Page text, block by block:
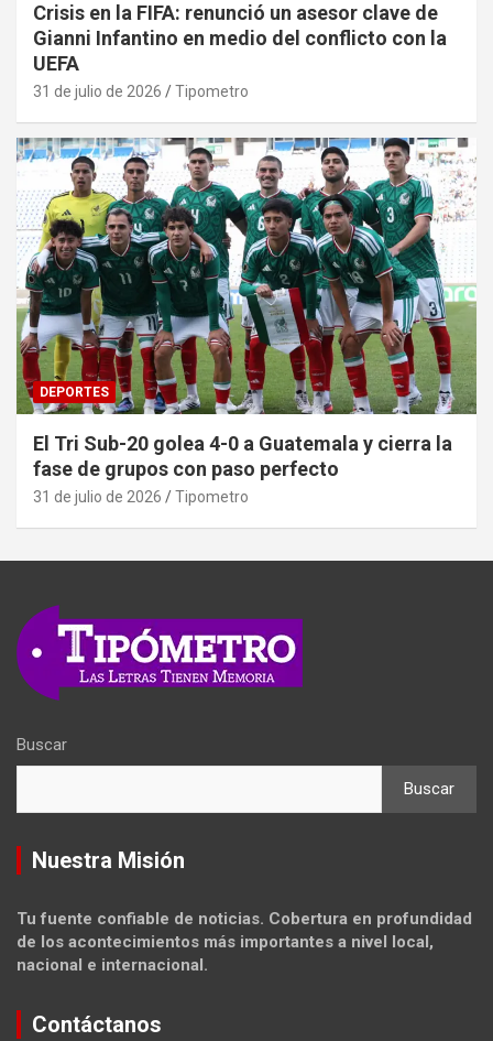
Crisis en la FIFA: renunció un asesor clave de
Gianni Infantino en medio del conflicto con la
UEFA
31 de julio de 2026 Tipometro
DEPORTES
El Tri Sub-20 golea 4-0 a Guatemala y cierra la
fase de grupos con paso perfecto
31 de julio de 2026 Tipometro
Buscar
Buscar
Nuestra Misión
Tu fuente confiable de noticias. Cobertura en profundidad
de los acontecimientos más importantes a nivel local,
nacional e internacional.
Contáctanos